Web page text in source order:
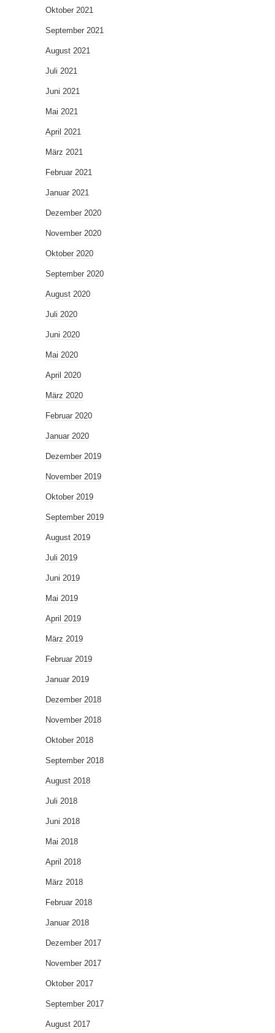
Oktober 2021
September 2021
August 2021
Juli 2021
Juni 2021
Mai 2021
April 2021
März 2021
Februar 2021
Januar 2021
Dezember 2020
November 2020
Oktober 2020
September 2020
August 2020
Juli 2020
Juni 2020
Mai 2020
April 2020
März 2020
Februar 2020
Januar 2020
Dezember 2019
November 2019
Oktober 2019
September 2019
August 2019
Juli 2019
Juni 2019
Mai 2019
April 2019
März 2019
Februar 2019
Januar 2019
Dezember 2018
November 2018
Oktober 2018
September 2018
August 2018
Juli 2018
Juni 2018
Mai 2018
April 2018
März 2018
Februar 2018
Januar 2018
Dezember 2017
November 2017
Oktober 2017
September 2017
August 2017